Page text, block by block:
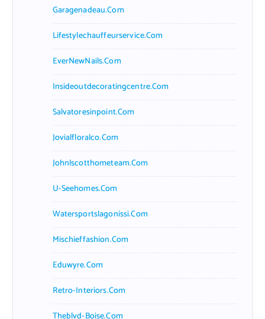
Garagenadeau.com
Lifestylechauffeurservice.com
EverNewNails.com
Insideoutdecoratingcentre.com
Salvatoresinpoint.com
Jovialfloralco.com
Johnlscotthometeam.com
U-Seehomes.com
Watersportslagonissi.com
Mischieffashion.com
Eduwyre.com
Retro-Interiors.com
Theblvd-Boise.com